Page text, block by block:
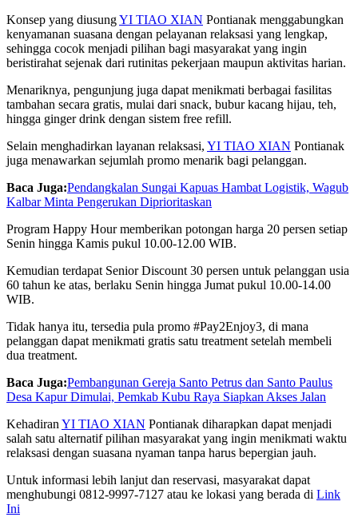
Konsep yang diusungYI TIAO XIAN Pontianak menggabungkan
kenyamanan suasana dengan pelayanan relaksasi yang lengkap,
sehingga cocok menjadi pilihan bagi masyarakat yang ingin
beristirahat sejenak dari rutinitas pekerjaan maupun aktivitas harian.
Menariknya, pengunjung juga dapat menikmati berbagai fasilitas
tambahan secara gratis, mulai dari snack, bubur kacang hijau, teh,
hingga ginger drink dengan sistem free refill.
Selain menghadirkan layanan relaksasi, YI TIAO XIAN Pontianak
juga menawarkan sejumlah promo menarik bagi pelanggan.
Baca Juga:Pendangkalan Sungai Kapuas Hambat Logistik, Wagub
Kalbar Minta Pengerukan Diprioritaskan
Program Happy Hour memberikan potongan harga 20 persen setiap
Senin hingga Kamis pukul 10.00-12.00 WIB.
Kemudian terdapat Senior Discount 30 persen untuk pelanggan usia
60 tahun ke atas, berlaku Senin hingga Jumat pukul 10.00-14.00
WIB.
Tidak hanya itu, tersedia pula promo #Pay2Enjoy3, di mana
pelanggan dapat menikmati gratis satu treatment setelah membeli
dua treatment.
Baca Juga:Pembangunan Gereja Santo Petrus dan Santo Paulus
Desa Kapur Dimulai, Pemkab Kubu Raya Siapkan Akses Jalan
Kehadiran YI TIAO XIAN Pontianak diharapkan dapat menjadi
salah satu alternatif pilihan masyarakat yang ingin menikmati waktu
relaksasi dengan suasana nyaman tanpa harus bepergian jauh.
Untuk informasi lebih lanjut dan reservasi, masyarakat dapat
menghubungi 0812-9997-7127 atau ke lokasi yang berada di Link
Ini